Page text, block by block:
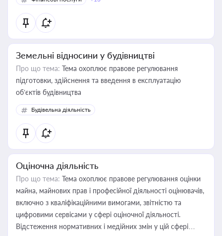
Земельні відносини у будівництві
Про що тема: Тема охоплює правове регулювання
підготовки, здійснення та введення в експлуатацію
об’єктів будівництва
Будівельна діяльність
Оціночна діяльність
Про що тема: Тема охоплює правове регулювання оцінки
майна, майнових прав і професійної діяльності оцінювачів,
включно з кваліфікаційними вимогами, звітністю та
цифровими сервісами у сфері оціночної діяльності.
Відстеження нормативних і медійних змін у цій сфері